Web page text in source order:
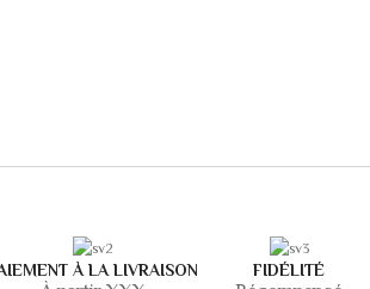
À LA LIVRAISON FIDÉLITÉ